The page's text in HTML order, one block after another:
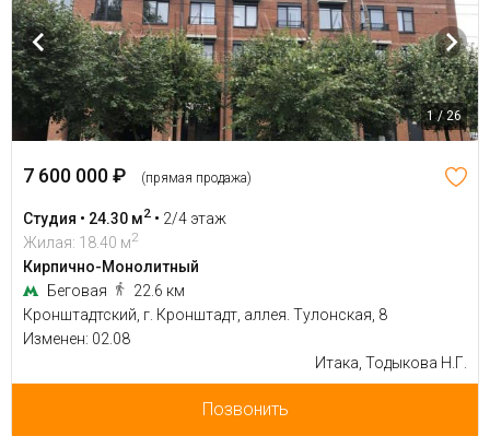
1 / 26
7 600 000 ₽ (прямая продажа)
Студия • 24.30 м2 • 2/4 этаж
Жилая: 18.40 м2
Кирпично-Монолитный
Беговая
22.6 км
Кронштадтский, г. Кронштадт, аллея. Тулонская, 8
Изменен: 02.08
Итака, Тодыкова Н.Г.
Позвонить